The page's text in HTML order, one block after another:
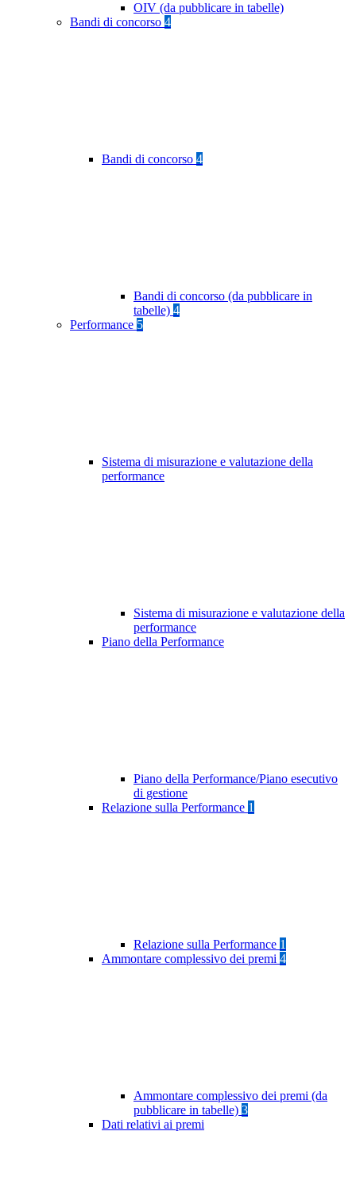
OIV (da pubblicare in tabelle)
Bandi di concorso 4
Bandi di concorso 4
Bandi di concorso (da pubblicare in
tabelle) 4
Performance 5
Sistema di misurazione e valutazione della
performance
Sistema di misurazione e valutazione della
performance
Piano della Performance
Piano della Performance/Piano esecutivo
di gestione
Relazione sulla Performance 1
Relazione sulla Performance 1
Ammontare complessivo dei premi 4
Ammontare complessivo dei premi (da
pubblicare in tabelle) 3
Dati relativi ai premi